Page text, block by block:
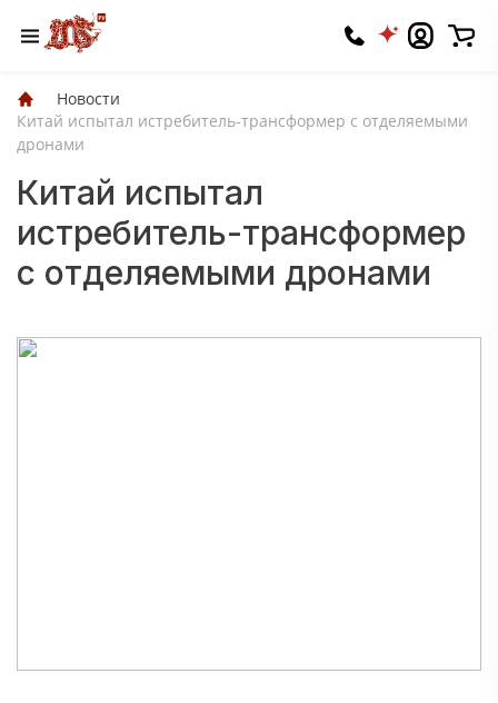
Новости
Китай испытал истребитель-трансформер с отделяемыми
дронами
Китай испытал
истребитель-трансформер
с отделяемыми дронами